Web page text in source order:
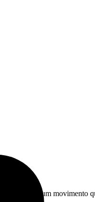
consolidando um movimento